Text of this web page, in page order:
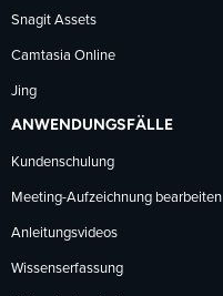
Snagit Assets
Camtasia Online
Jing
ANWENDUNGSFÄLLE
Kundenschulung
Meeting-Aufzeichnung bearbeiten
Anleitungsvideos
Wissenserfassung